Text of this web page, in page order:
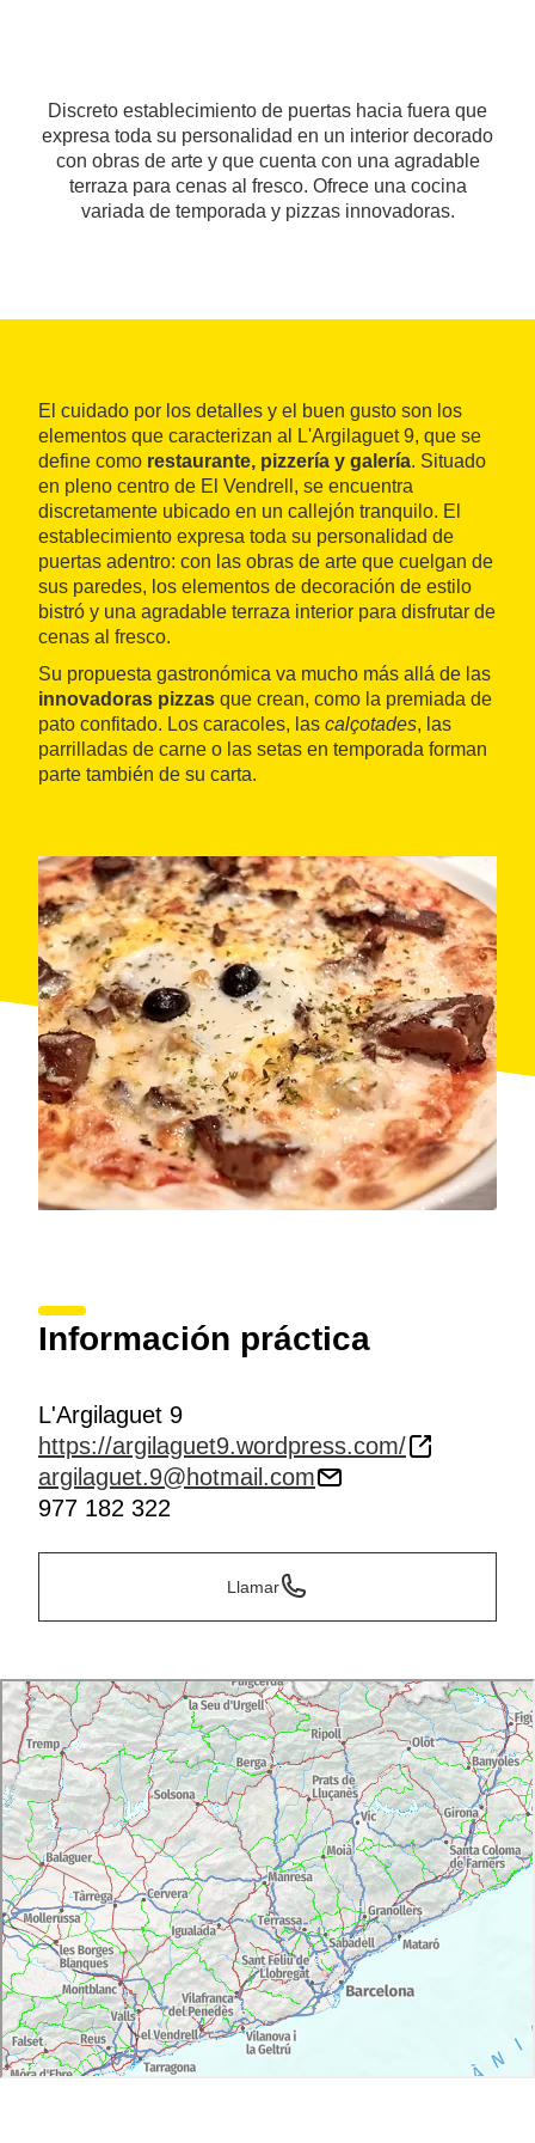
Discreto establecimiento de puertas hacia fuera que
expresa toda su personalidad en un interior decorado
con obras de arte y que cuenta con una agradable
terraza para cenas al fresco. Ofrece una cocina
variada de temporada y pizzas innovadoras.
El cuidado por los detalles y el buen gusto son los
elementos que caracterizan al L'Argilaguet 9, que se
define como restaurante, pizzería y galería. Situado
en pleno centro de El Vendrell, se encuentra
discretamente ubicado en un callejón tranquilo. El
establecimiento expresa toda su personalidad de
puertas adentro: con las obras de arte que cuelgan de
sus paredes, los elementos de decoración de estilo
bistró y una agradable terraza interior para disfrutar de
cenas al fresco.
Su propuesta gastronómica va mucho más allá de las
innovadoras pizzas que crean, como la premiada de
pato confitado. Los caracoles, las calçotades, las
parrilladas de carne o las setas en temporada forman
parte también de su carta.
Información práctica
L'Argilaguet 9
https://argilaguet9.wordpress.com/
argilaguet.9@hotmail.com
977 182 322
Llamar